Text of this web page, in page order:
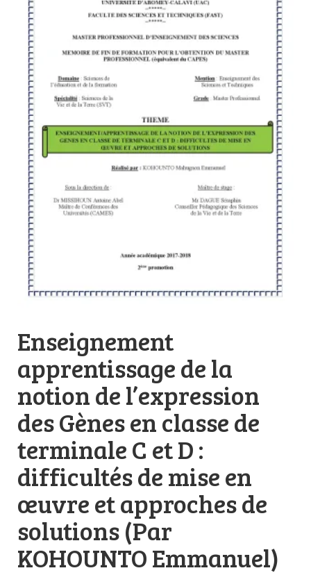
Enseignement
apprentissage de la
notion de l’expression
des Gènes en classe de
terminale C et D :
difficultés de mise en
œuvre et approches de
solutions (Par
KOHOUNTO Emmanuel)